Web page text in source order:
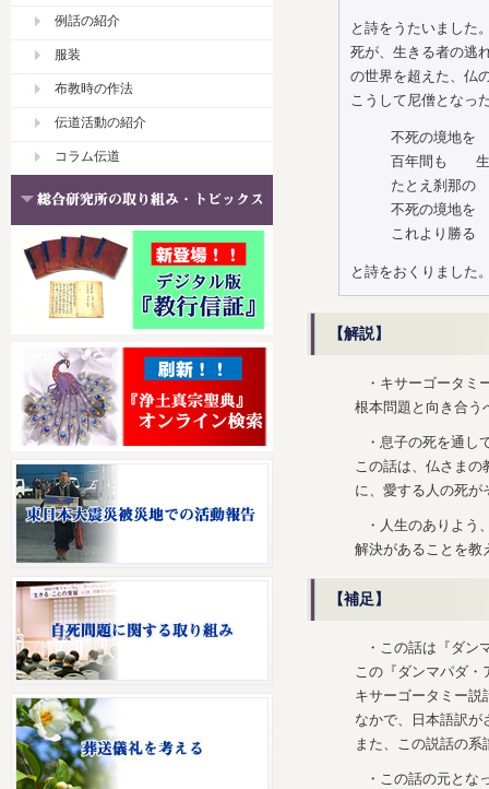
例話の紹介
服装
布教時の作法
伝道活動の紹介
コラム伝道
と詩をうたいました
死が、生きる者の逃
の世界を超えた、仏
こうして尼僧となっ
不死の境地
百年間も 生
たとえ刹那
不死の境地
これより勝
と詩をおくりました
【解説】
・キサーゴータミ
根本問題と向き合う
・息子の死を通し
この話は、仏さま
に、愛する人の死が
・人生のありよう
解決があることを教
【補足】
・この話は『ダン
この『ダンマパダ・
キサーゴータミー説
なかで、日本語訳が
また、この説話の系
・この話の元とな